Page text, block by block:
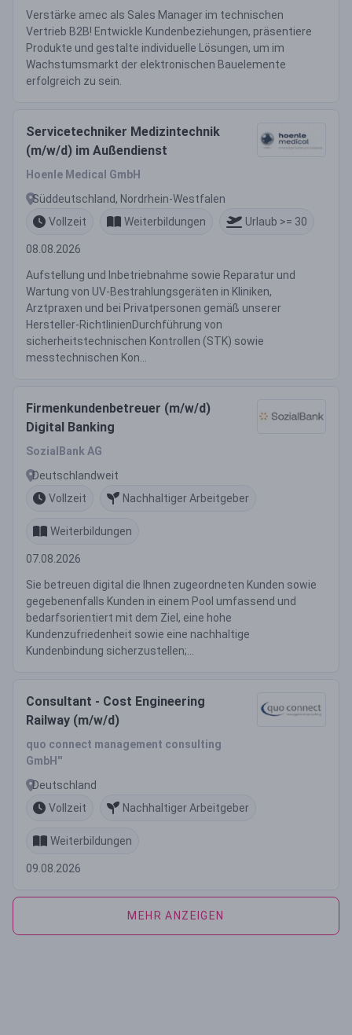
Verstärke amec als Sales Manager im technischen
Vertrieb B2B! Entwickle Kundenbeziehungen, präsentiere
Produkte und gestalte individuelle Lösungen, um im
Wachstumsmarkt der elektronischen Bauelemente
erfolgreich zu sein.
Servicetechniker Medizintechnik
(m/w/d) im Außendienst
Hoenle Medical GmbH
Süddeutschland, Nordrhein-Westfalen
Vollzeit
Weiterbildungen Urlaub >= 30
08.08.2026
Aufstellung und Inbetriebnahme sowie Reparatur und
Wartung von UV-Bestrahlungsgeräten in Kliniken,
Arztpraxen und bei Privatpersonen gemäß unserer
Hersteller-RichtlinienDurchführung von
sicherheitstechnischen Kontrollen (STK) sowie
messtechnischen Kon...
Firmenkundenbetreuer (m/w/d)
Digital Banking
SozialBank AG
Deutschlandweit
Vollzeit
Nachhaltiger Arbeitgeber
Weiterbildungen
07.08.2026
Sie betreuen digital die Ihnen zugeordneten Kunden sowie
gegebenenfalls Kunden in einem Pool umfassend und
bedarfsorientiert mit dem Ziel, eine hohe
Kundenzufriedenheit sowie eine nachhaltige
Kundenbindung sicherzustellen;...
Consultant - Cost Engineering
Railway (m/w/d)
quo connect management consulting
GmbH''
Deutschland
Vollzeit
Nachhaltiger Arbeitgeber
Weiterbildungen
09.08.2026
MEHR ANZEIGEN